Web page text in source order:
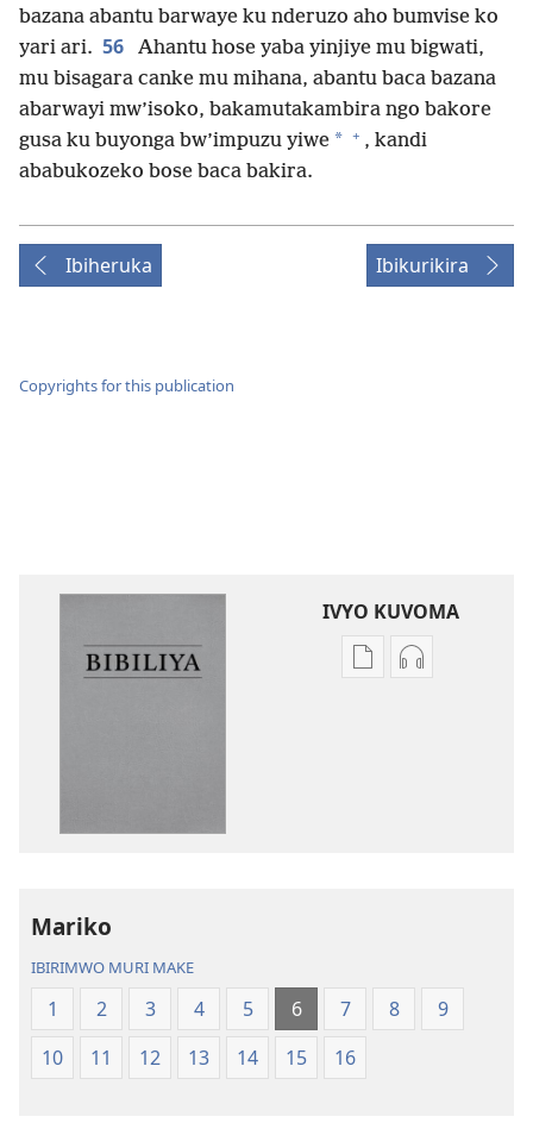
bazana abantu barwaye ku nderuzo aho bumvise ko
yari ari. 56
Ahantu hose yaba yinjiye mu bigwati,
mu bisagara canke mu mihana, abantu baca bazana
abarwayi mw’isoko, bakamutakambira ngo bakore
gusa ku buyonga bw’impuzu yiwe * + , kandi
ababukozeko bose baca bakira.
Ibiheruka Ibikurikira
Copyrights for this publication
IVYO KUVOMA
KuvomaKuvoma
Mariko
IBIRIMWO MURI MAKE
1 2 3 4 5 6 7 8
9
10
11 12 13 14 15 16